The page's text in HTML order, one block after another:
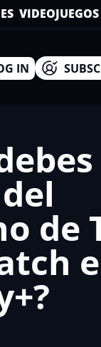
VIDEOJUEGOS
IN
de